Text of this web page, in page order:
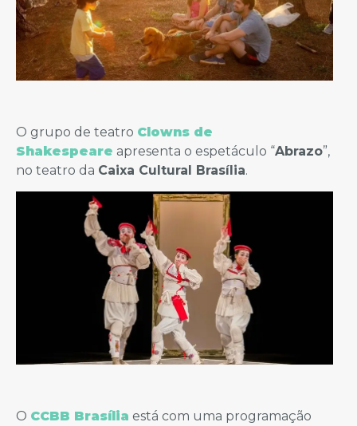
O grupo de teatro Clowns de
Shakespeare apresenta o espetáculo “Abrazo”,
no teatro da Caixa Cultural Brasília.
O CCBB Brasília está com uma programação